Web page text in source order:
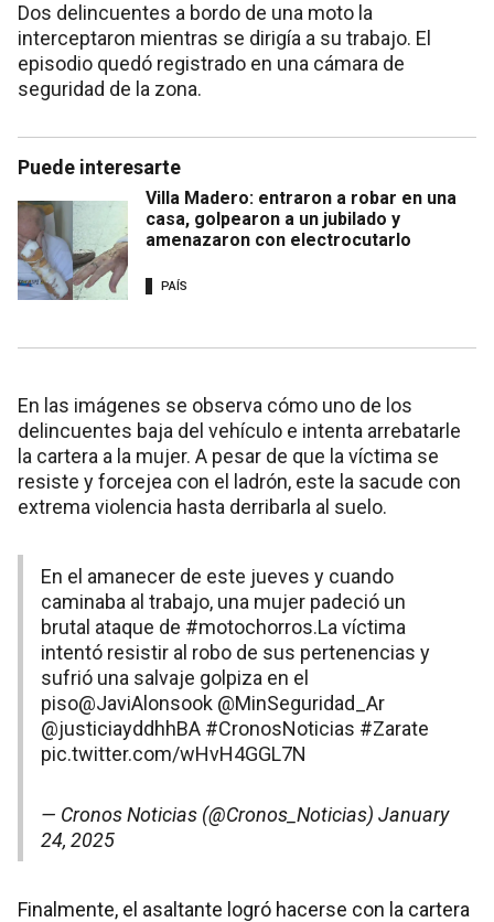
Dos delincuentes a bordo de una moto la
interceptaron mientras se dirigía a su trabajo. El
episodio quedó registrado en una cámara de
seguridad de la zona.
Puede interesarte
Villa Madero: entraron a robar en una
casa, golpearon a un jubilado y
amenazaron con electrocutarlo
PAÍS
En las imágenes se observa cómo uno de los
delincuentes baja del vehículo e intenta arrebatarle
la cartera a la mujer. A pesar de que la víctima se
resiste y forcejea con el ladrón, este la sacude con
extrema violencia hasta derribarla al suelo.
En el amanecer de este jueves y cuando
caminaba al trabajo, una mujer padeció un
brutal ataque de #motochorros.La víctima
intentó resistir al robo de sus pertenencias y
sufrió una salvaje golpiza en el
piso@JaviAlonsook @MinSeguridad_Ar
@justiciayddhhBA #CronosNoticias #Zarate
pic.twitter.com/wHvH4GGL7N
— Cronos Noticias (@Cronos_Noticias) January
24, 2025
Finalmente, el asaltante logró hacerse con la cartera